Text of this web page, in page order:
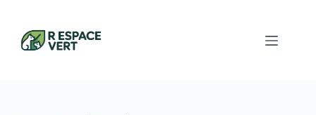
contenu